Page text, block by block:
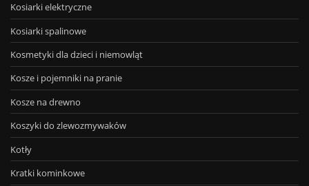
Kosiarki elektryczne
Kosiarki spalinowe
Kosmetyki dla dzieci i niemowląt
Kosze i pojemniki na pranie
Kosze na drewno
Koszyki do zlewozmywaków
Kotły
Kratki kominkowe